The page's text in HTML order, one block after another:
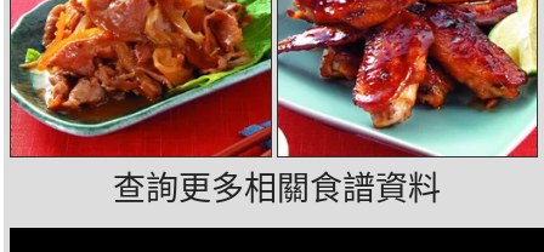
查詢更多相關食譜資料